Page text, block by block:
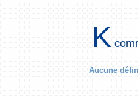
K
Aucune